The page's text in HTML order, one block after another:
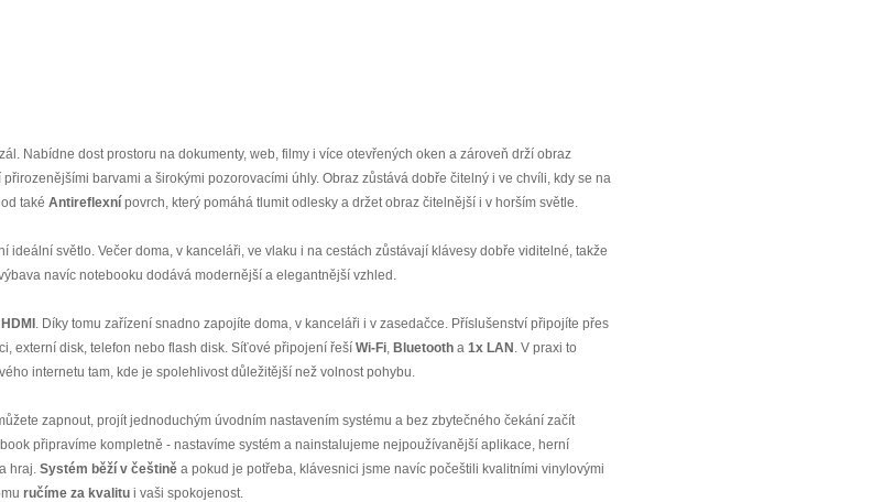
Nabídne dost prostoru na dokumenty, web, filmy i více otevřených oken a zároveň drží obraz
přirozenějšími barvami a širokými pozorovacími úhly. Obraz zůstává dobře čitelný i ve chvíli, kdy se na
také Antireflexní povrch, který pomáhá tlumit odlesky a držet obraz čitelnější i v horším světle.
ideální světlo. Večer doma, v kanceláři, ve vlaku i na cestách zůstávají klávesy dobře viditelné, takže
navíc notebooku dodává modernější a elegantnější vzhled.
. Díky tomu zařízení snadno zapojíte doma, v kanceláři i v zasedačce. Příslušenství připojíte přes
externí disk, telefon nebo flash disk. Síťové připojení řeší Wi-Fi, Bluetooth a 1x LAN . V praxi to
internetu tam, kde je spolehlivost důležitější než volnost pohybu.
zapnout, projít jednoduchým úvodním nastavením systému a bez zbytečného čekání začít
připravíme kompletně - nastavíme systém a nainstalujeme nejpoužívanější aplikace, herní
hraj. Systém běží v češtině a pokud je potřeba, klávesnici jsme navíc počeštili kvalitními vinylovými
ručíme za kvalitu i vaši spokojenost.